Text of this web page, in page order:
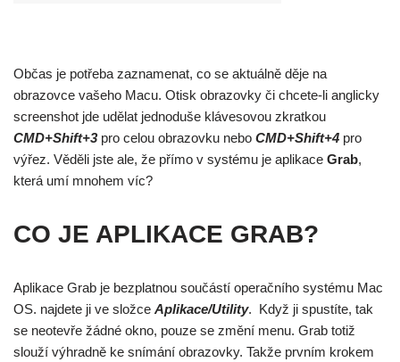
Občas je potřeba zaznamenat, co se aktuálně děje na
obrazovce vašeho Macu. Otisk obrazovky či chcete-li anglicky
screenshot jde udělat jednoduše klávesovou zkratkou
CMD+Shift+3pro celou obrazovku nebo CMD+Shift+4 pro
výřez. Věděli jste ale, že přímo v systému je aplikace Grab,
která umí mnohem víc?
CO JE APLIKACE GRAB?
Aplikace Grab je bezplatnou součástí operačního systému Mac
OS. najdete ji ve složce Aplikace/Utility. Když ji spustíte, tak
se neotevře žádné okno, pouze se změní menu. Grab totiž
slouží výhradně ke snímání obrazovky. Takže prvním krokem